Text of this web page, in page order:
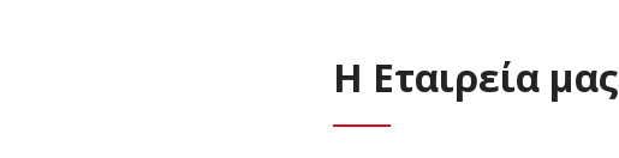
Η Εταιρεία μας